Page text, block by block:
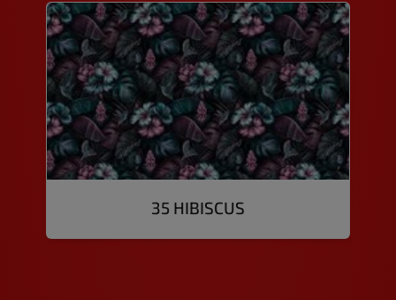
35 HIBISCUS